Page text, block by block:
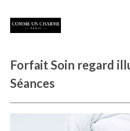
Forfait Soin regard
Séances